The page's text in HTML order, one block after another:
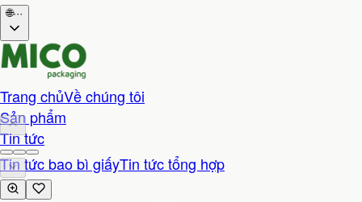
🌐···
Trang chủVề chúng tôi
Sản phẩm
Tin tức
Tin tức bao bì giấyTin tức tổng hợp
Liên hệ